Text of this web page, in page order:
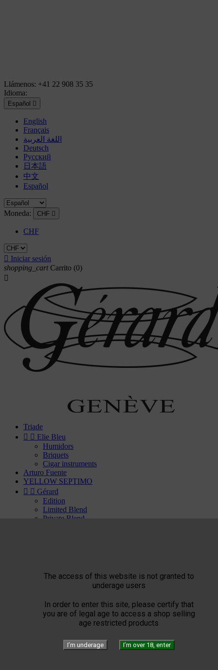
The access of this website is not granted to
underage users
In order to enter this site, please certify that
you are of legal age to access a shop selling
age restricted products
I’m underage I’m over 18, enter
Llámenos: +41 22 908 35 35
Idioma:
Español 
English
Français
اللغة العربية
Deutsch
Русский
日本語
中文
Español
Moneda: CHF 
CHF
 Iniciar sesión
shopping_cart Carrito (0)

Triade
  Elie Bleu
Humidors
Briquets
Cigar instruments
Arturo Fuente
YELLOW SEPTIMO
  Gérard
Edition
Limited Blend
Private Blend
Bolivar
Diplomaticos
Flor de Cano
Hoyo de Monterrey
Montecristo